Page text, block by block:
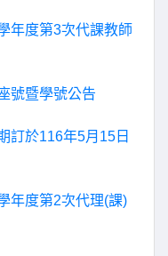
年度第3次代課教師
號暨學號公告
訂於116年5月15日
年度第2次代理(課)